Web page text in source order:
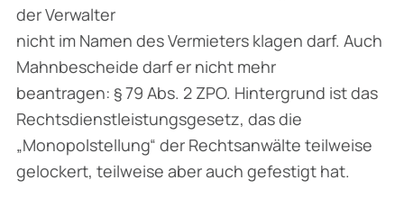
der Verwalter
nicht im Namen des Vermieters klagen darf. Auch
Mahnbescheide darf er nicht mehr
beantragen: § 79 Abs. 2 ZPO. Hintergrund ist das
Rechtsdienstleistungsgesetz, das die
„Monopolstellung“ der Rechtsanwälte teilweise
gelockert, teilweise aber auch gefestigt hat.